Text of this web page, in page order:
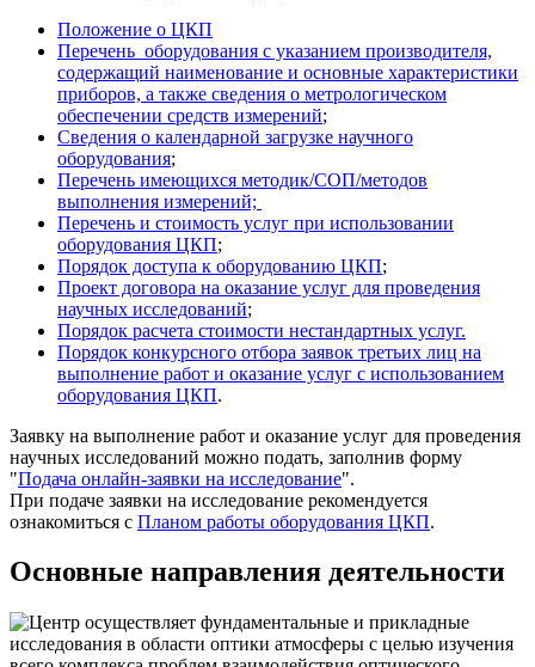
Положение о ЦКП
Перечень оборудования с указанием производителя,
содержащий наименование и основные характеристики
приборов, а также сведения о метрологическом
обеспечении средств измерений;
Сведения о календарной загрузке научного
оборудования;
Перечень имеющихся методик/СОП/методов
выполнения измерений;
Перечень и стоимость услуг при использовании
оборудования ЦКП;
Порядок доступа к оборудованию ЦКП;
Проект договора на оказание услуг для проведения
научных исследований;
Порядок расчета стоимости нестандартных услуг.
Порядок конкурсного отбора заявок третьих лиц на
выполнение работ и оказание услуг с использованием
оборудования ЦКП.
Заявку на выполнение работ и оказание услуг для проведения
научных исследований можно подать, заполнив форму
"Подача онлайн-заявки на исследование".
При подаче заявки на исследование рекомендуется
ознакомиться с Планом работы оборудования ЦКП.
Основные направления деятельности
Центр осуществляет фундаментальные и прикладные
исследования в области оптики атмосферы с целью изучения